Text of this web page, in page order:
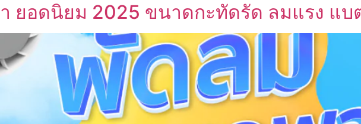
ยอดนิยม 2025 ขนาดกะทัดรัด ลมแรง แบ